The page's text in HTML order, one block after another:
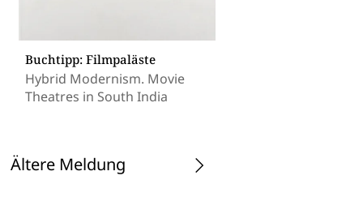
Buchtipp: Filmpaläste
Hybrid Modernism. Movie
Theatres in South India
Ältere Meldung